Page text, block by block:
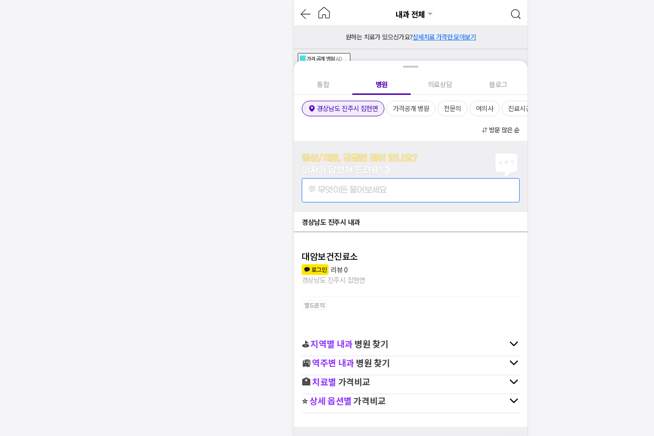
내과 전체
원하는 치료가 있으신가요?상세치료 가격만 모아보기
가격공개 병원AD
통합 병원 의료상담 블로그
경상남도 진주시 집현면 가격공개 병원 전문의 여의사 진료시간
방문 많은 순
증상/치료, 궁금한 점이 있나요?
의사가 답변해 드려요!
💬 무엇이든 물어보세요
경상남도 진주시 내과
대암보건진료소
로그인 리뷰0
경상남도 진주시 집현면
별도문의
⛳지역별 내과병원 찾기
🚉역주변 내과병원 찾기
🏥치료별 가격비교
⭐상세 옵션별가격비교